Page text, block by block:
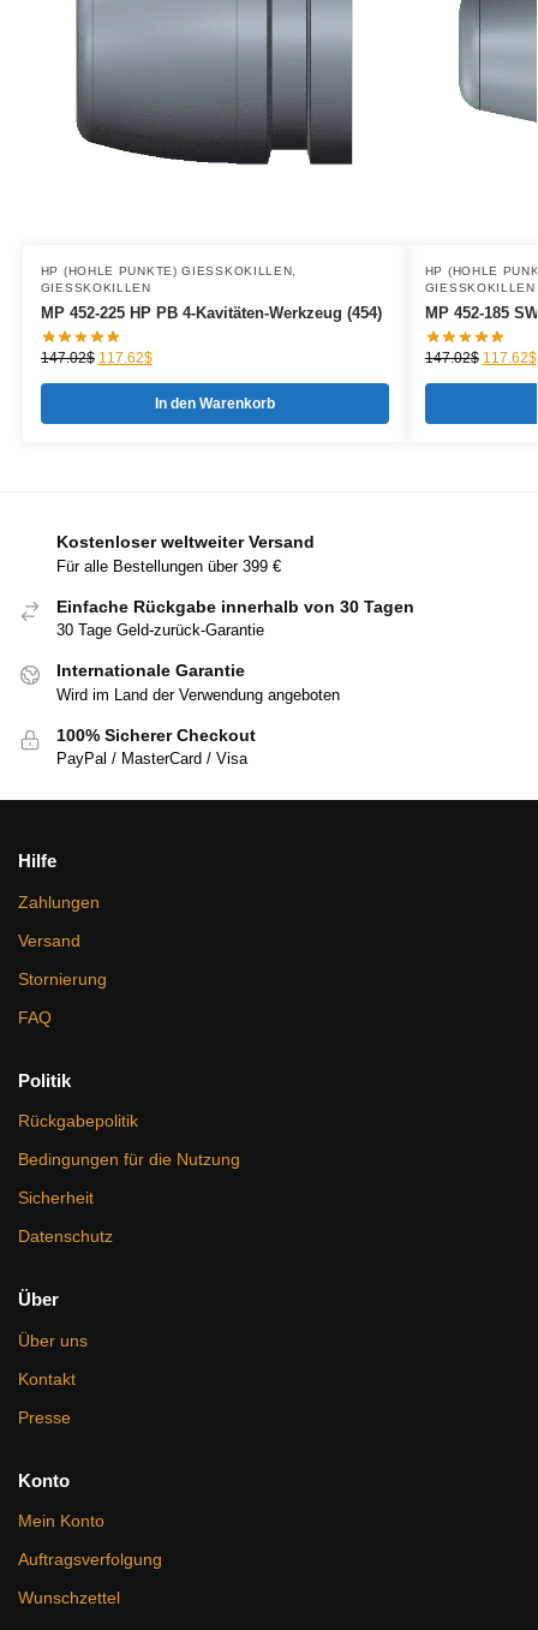
HP (HOHLE PUNKTE) GIESSKOKILLEN
GIESSKOKILLEN
MP 452-225 HP PB 4-Kavitäten-Werkzeug (454)
147.02$ 117.62$
In den Warenkorb
HP (HOHLE
GIESSKOKILLEN
MP 452-185
147.02$ 117.62$
Kostenloser weltweiter Versand
Für alle Bestellungen über 399 €
Einfache Rückgabe innerhalb von 30 Tagen
30 Tage Geld-zurück-Garantie
Internationale Garantie
Wird im Land der Verwendung angeboten
100% Sicherer Checkout
PayPal / MasterCard / Visa
Hilfe
Zahlungen
Versand
Stornierung
FAQ
Politik
Rückgabepolitik
Bedingungen für die Nutzung
Sicherheit
Datenschutz
Über
Über uns
Kontakt
Presse
Konto
Mein Konto
Auftragsverfolgung
Wunschzettel